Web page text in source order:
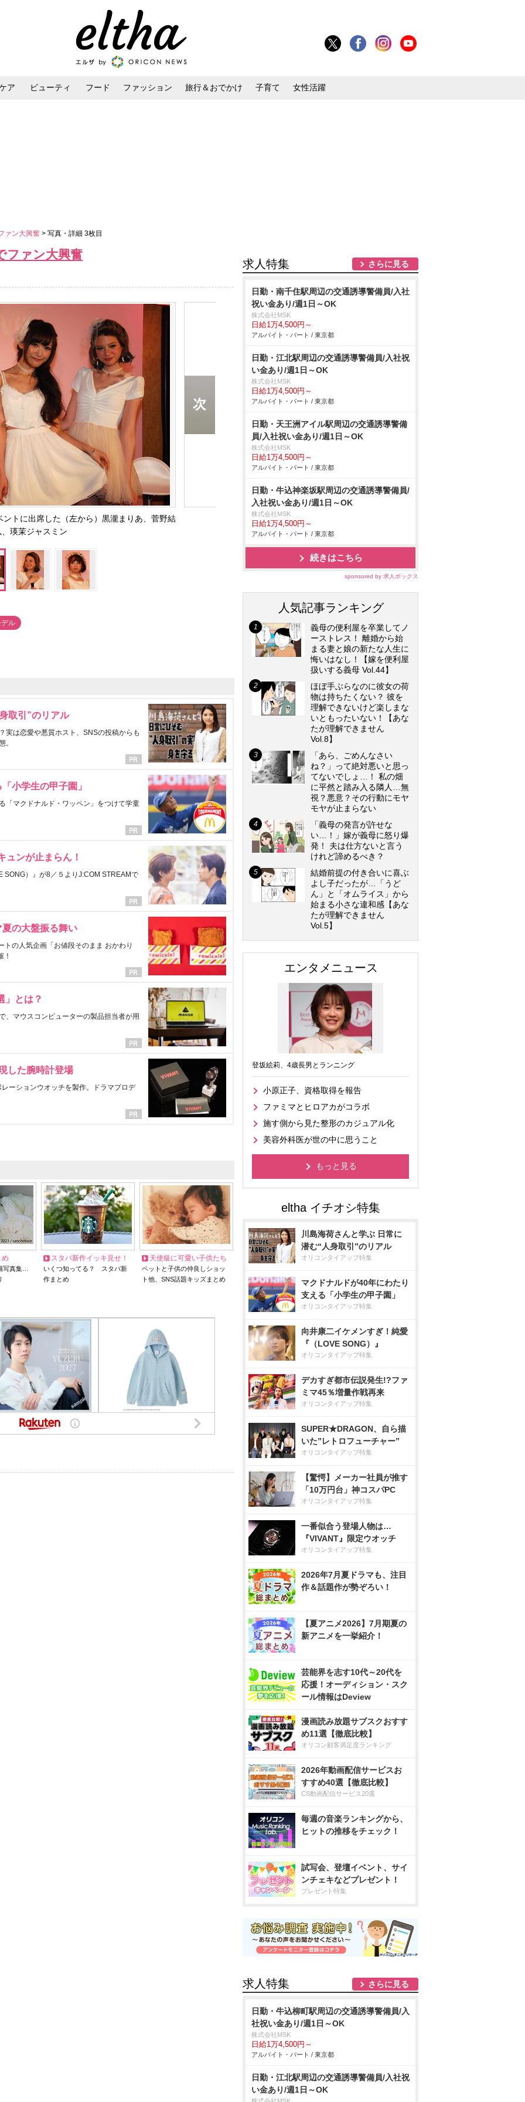
ア ビューティ フード ファッション 旅行＆おでかけ 子育て 女性活躍
ァン大興奮 > 写真・詳細 3枚目
ファン大興奮
トに出席した（左から）黒瀧まりあ、菅野結
、瑛茉ジャスミン
ル
取引”のリアル
実は恋愛や悪質ホスト、SNSの投稿からも
。
小学生の甲子園」
「マクドナルド・ワッペン」をつけて学童
ュンが止まらん！
SONG）』が8／５よりJ:COM STREAMで
の大盤振る舞い
の人気企画「お値段そのまま おかわり
！
」とは？
、マウスコンピューターの製品担当者が用
した腕時計登場
ーションウオッチを製作。ドラマプロデ
め
写真集…
スタバ新作イッキ見せ！
いくつ知ってる？ スタバ新
作まとめ
天使級に可愛い子供たち
ペットと子供の仲良しショッ
ト他、SNS話題キッズまとめ
求人特集 さらに見る
日勤・南千住駅周辺の交通誘導警備員/入社
祝い金あり/週1日～OK
株式会社MSK
日給1万4,500円～
アルバイト・パート / 東京都
日勤・江北駅周辺の交通誘導警備員/入社祝
い金あり/週1日～OK
株式会社MSK
日給1万4,500円～
アルバイト・パート / 東京都
日勤・天王洲アイル駅周辺の交通誘導警備
員/入社祝い金あり/週1日～OK
株式会社MSK
日給1万4,500円～
アルバイト・パート / 東京都
日勤・牛込神楽坂駅周辺の交通誘導警備員/
入社祝い金あり/週1日～OK
株式会社MSK
日給1万4,500円～
アルバイト・パート / 東京都
続きはこちら
sponsored by 求人ボックス
人気記事ランキング
義母の便利屋を卒業してノ
ーストレス！ 離婚から始
まる妻と娘の新たな人生に
悔いはなし！【嫁を便利屋
扱いする義母 Vol.44】
ほぼ手ぶらなのに彼女の荷
物は持ちたくない？ 彼を
理解できないけど楽しまな
いともったいない！【あな
たが理解できません
Vol.8】
「あら、ごめんなさい
ね？」って絶対悪いと思っ
てないでしょ…！ 私の畑
に平然と踏み入る隣人…無
視？悪意？その行動にモヤ
モヤが止まらない
「義母の発言が許せな
い…！」嫁が義母に怒り爆
発！ 夫は仕方ないと言う
けれど諦めるべき？
結婚前提の付き合いに喜ぶ
よし子だったが…「うど
ん」と「オムライス」から
始まる小さな違和感【あな
たが理解できません
Vol.5】
エンタメニュース
登坂絵莉、4歳長男とランニング
小原正子、資格取得を報告
ファミマとヒロアカがコラボ
施す側から見た整形のカジュアル化
美容外科医が世の中に思うこと
もっと見る
川島海荷さんと学ぶ 日常に
潜む“人身取引”のリアル
オリコンタイアップ特集
マクドナルドが40年にわたり
支える「小学生の甲子園」
オリコンタイアップ特集
向井康二イケメンすぎ！純愛
『（LOVE SONG）』
オリコンタイアップ特集
デカすぎ都市伝説発生!?ファ
ミマ45％増量作戦再来
オリコンタイアップ特集
SUPER★DRAGON、自ら描
いた”レトロフューチャー”
オリコンタイアップ特集
【驚愕】メーカー社員が推す
「10万円台」神コスパPC
オリコンタイアップ特集
一番似合う登場人物は…
『VIVANT』限定ウオッチ
オリコンタイアップ特集
2026年7月夏ドラマも、注目
作＆話題作が勢ぞろい！
【夏アニメ2026】7月期夏の
新アニメを一挙紹介！
芸能界を志す10代～20代を
応援！オーディション・スク
ール情報はDeview
漫画読み放題サブスクおすす
め11選【徹底比較】
オリコン顧客満足度ランキング
2026年動画配信サービスお
すすめ40選【徹底比較】
CS動画配信サービス20選
毎週の音楽ランキングから、
ヒットの推移をチェック！
試写会、登壇イベント、サイ
ンチェキなどプレゼント！
プレゼント特集
求人特集 さらに見る
日勤・牛込柳町駅周辺の交通誘導警備員/入
社祝い金あり/週1日～OK
株式会社MSK
日給1万4,500円～
アルバイト・パート / 東京都
日勤・江北駅周辺の交通誘導警備員/入社祝
い金あり/週1日～OK